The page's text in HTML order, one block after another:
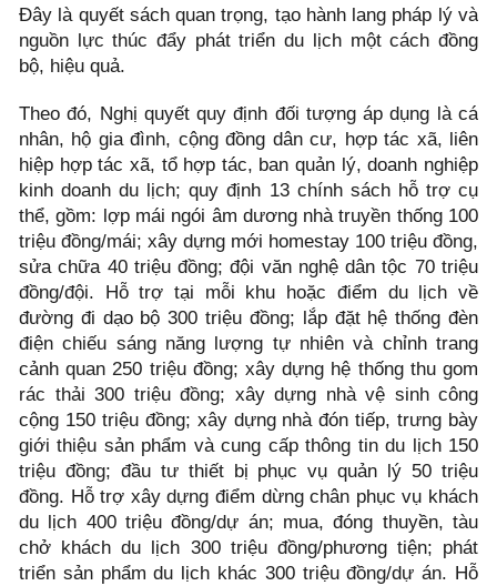
Đây là quyết sách quan trọng, tạo hành lang pháp lý và
nguồn lực thúc đẩy phát triển du lịch một cách đồng
bộ, hiệu quả.
Theo đó, Nghị quyết quy định đối tượng áp dụng là cá
nhân, hộ gia đình, cộng đồng dân cư, hợp tác xã, liên
hiệp hợp tác xã, tổ hợp tác, ban quản lý, doanh nghiệp
kinh doanh du lịch; quy định 13 chính sách hỗ trợ cụ
thể, gồm: lợp mái ngói âm dương nhà truyền thống 100
triệu đồng/mái; xây dựng mới homestay 100 triệu đồng,
sửa chữa 40 triệu đồng; đội văn nghệ dân tộc 70 triệu
đồng/đội. Hỗ trợ tại mỗi khu hoặc điểm du lịch về
đường đi dạo bộ 300 triệu đồng; lắp đặt hệ thống đèn
điện chiếu sáng năng lượng tự nhiên và chỉnh trang
cảnh quan 250 triệu đồng; xây dựng hệ thống thu gom
rác thải 300 triệu đồng; xây dựng nhà vệ sinh công
cộng 150 triệu đồng; xây dựng nhà đón tiếp, trưng bày
giới thiệu sản phẩm và cung cấp thông tin du lịch 150
triệu đồng; đầu tư thiết bị phục vụ quản lý 50 triệu
đồng. Hỗ trợ xây dựng điểm dừng chân phục vụ khách
du lịch 400 triệu đồng/dự án; mua, đóng thuyền, tàu
chở khách du lịch 300 triệu đồng/phương tiện; phát
triển sản phẩm du lịch khác 300 triệu đồng/dự án. Hỗ